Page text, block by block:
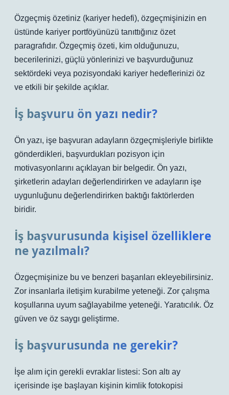
Özgeçmiş özetiniz (kariyer hedefi), özgeçmişinizin en
üstünde kariyer portföyünüzü tanıttığınız özet
paragrafıdır. Özgeçmiş özeti, kim olduğunuzu,
becerilerinizi, güçlü yönlerinizi ve başvurduğunuz
sektördeki veya pozisyondaki kariyer hedeflerinizi öz
ve etkili bir şekilde açıklar.
İş başvuru ön yazı nedir?
Ön yazı, işe başvuran adayların özgeçmişleriyle birlikte
gönderdikleri, başvurdukları pozisyon için
motivasyonlarını açıklayan bir belgedir. Ön yazı,
şirketlerin adayları değerlendirirken ve adayların işe
uygunluğunu değerlendirirken baktığı faktörlerden
biridir.
İş başvurusunda kişisel özelliklere
ne yazılmalı?
Özgeçmişinize bu ve benzeri başarıları ekleyebilirsiniz.
Zor insanlarla iletişim kurabilme yeteneği. Zor çalışma
koşullarına uyum sağlayabilme yeteneği. Yaratıcılık. Öz
güven ve öz saygı geliştirme.
İş başvurusunda ne gerekir?
İşe alım için gerekli evraklar listesi: Son altı ay
içerisinde işe başlayan kişinin kimlik fotokopisi